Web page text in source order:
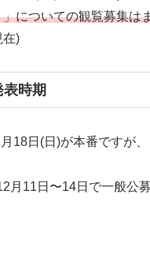
についての観覧募集は
在)
時期
18日(日)が本番ですが、
月11日〜14日で一般公